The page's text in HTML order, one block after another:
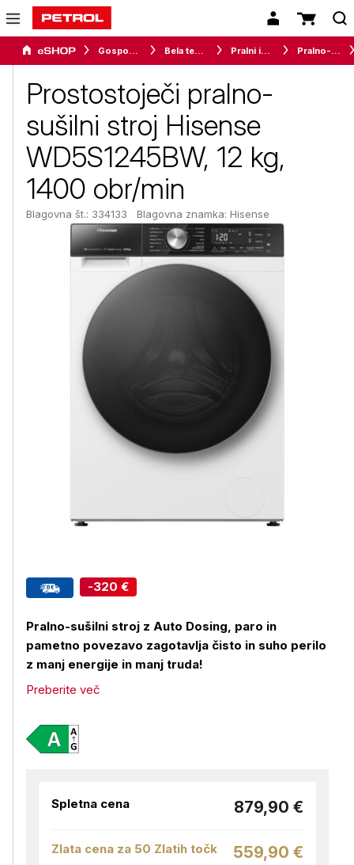
Gospodinjski aparati Bela tehnika Pralni in sušilni stroji Pralno-sušilni stroji
Prostostoječi pralno-
sušilni stroj Hisense
WD5S1245BW, 12 kg,
1400 obr/min
Blagovna št.: 334133 Blagovna znamka: Hisense
-320 €
Pralno-sušilni stroj z Auto Dosing, paro in
pametno povezavo zagotavlja čisto in suho perilo
z manj energije in manj truda!
Preberite več
Spletna cena 879,90 €
Zlata cena za 50 Zlatih točk 559,90 €